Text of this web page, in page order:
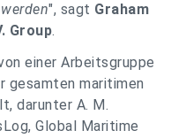
", sagt Graham
Group.
einer Arbeitsgruppe
gesamten maritimen
darunter A. M.
Global Maritime